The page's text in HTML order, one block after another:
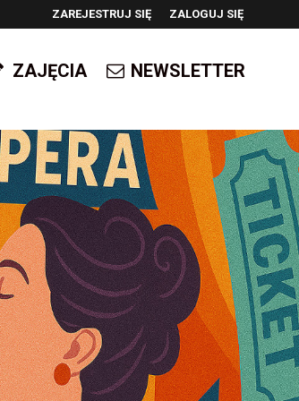
ZAREJESTRUJ SIĘ ZALOGUJ SIĘ
14
ZAJĘCIA NEWSLETTER